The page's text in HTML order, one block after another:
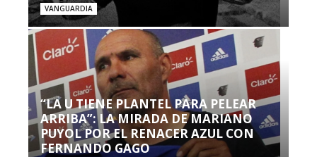
VANGUARDIA
“LA U TIENE PLANTEL PARA PELEAR
ARRIBA”: LA MIRADA DE MARIANO
PUYOL POR EL RENACER AZUL CON
FERNANDO GAGO